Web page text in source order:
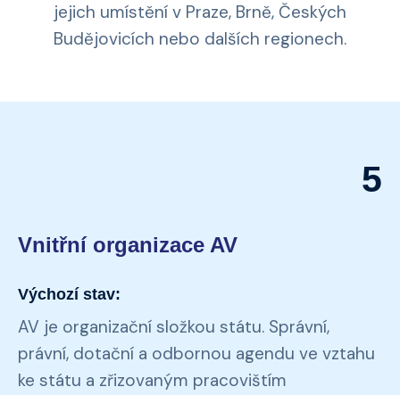
jejich umístění v Praze, Brně, Českých
Budějovicích nebo dalších regionech.
5
Vnitřní organizace AV
Výchozí stav:
AV je organizační složkou státu. Správní,
právní, dotační a odbornou agendu ve vztahu
ke státu a zřizovaným pracovištím